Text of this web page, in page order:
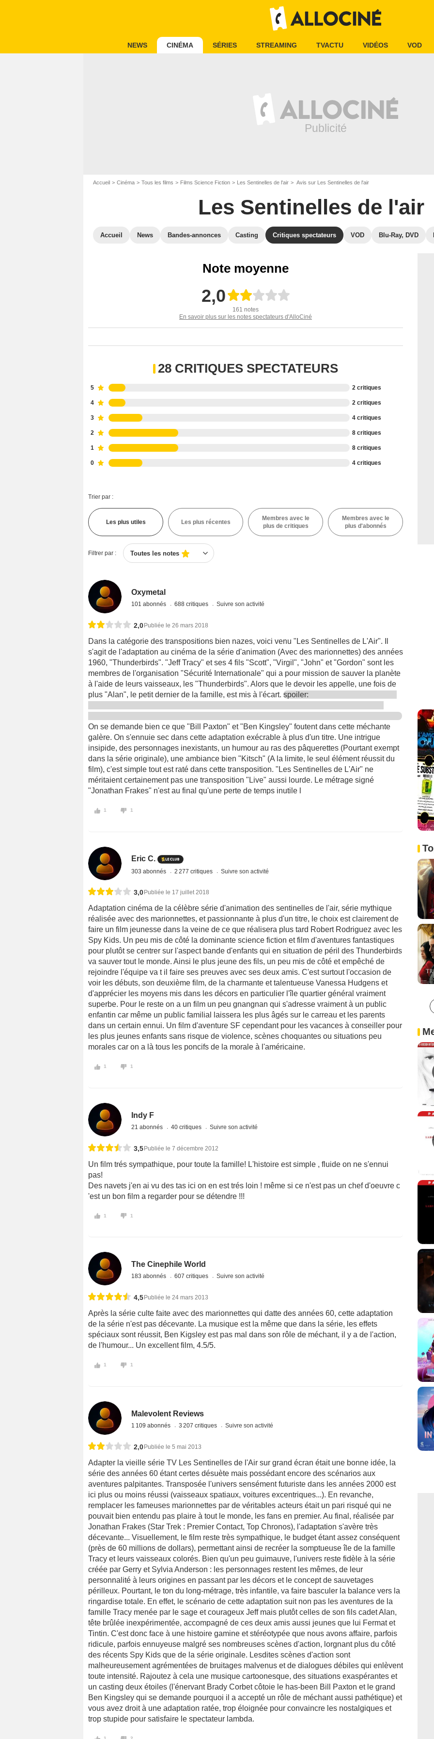
NEWS CINÉMA SÉRIES STREAMING TVACTU VIDÉOS VOD
Accueil Cinéma Tous les films Films Science Fiction Les Sentinelles de l'air Avis sur Les Sentinelles de l'air
Les Sentinelles de l'air
Accueil News Bandes-annonces Casting Critiques spectateurs VOD Blu-Ray, DVD
Note moyenne
2,0
161 notes
En savoir plus sur les notes spectateurs d'AlloCiné
28 CRITIQUES SPECTATEURS
5 2 critiques
4 2 critiques
3 4 critiques
2 8 critiques
1 8 critiques
0 4 critiques
Trier par :
Les plus utiles Les plus récentes
Membres avec le
plus de critiques
Membres avec le
plus d'abonnés
Filtrer par : Toutes les notes
Oxymetal
101 abonnés 688 critiques Suivre son activité
2,0 Publiée le 26 mars 2018
Dans la catégorie des transpositions bien nazes, voici venu "Les Sentinelles de L'Air". Il
s'agit de l'adaptation au cinéma de la série d'animation (Avec des marionnettes) des années
1960, "Thunderbirds". "Jeff Tracy" et ses 4 fils "Scott", "Virgil", "John" et "Gordon" sont les
membres de l'organisation "Sécurité Internationale" qui a pour mission de sauver la planète
à l'aide de leurs vaisseaux, les "Thunderbirds". Alors que le devoir les appelle, une fois de
plus "Alan", le petit dernier de la famille, est mis à l'écart. spoiler:
On se demande bien ce que "Bill Paxton" et "Ben Kingsley" foutent dans cette méchante
galère. On s'ennuie sec dans cette adaptation exécrable à plus d'un titre. Une intrigue
insipide, des personnages inexistants, un humour au ras des pâquerettes (Pourtant exempt
dans la série originale), une ambiance bien "Kitsch" (A la limite, le seul élément réussit du
film), c'est simple tout est raté dans cette transposition. "Les Sentinelles de L'Air" ne
méritaient certainement pas une transposition "Live" aussi lourde. Le métrage signé
"Jonathan Frakes" n'est au final qu'une perte de temps inutile l
1 1
Eric C.
303 abonnés 2 277 critiques Suivre son activité
3,0Publiée le 17 juillet 2018
Adaptation cinéma de la célèbre série d'animation des sentinelles de l'air, série mythique
réalisée avec des marionnettes, et passionnante à plus d'un titre, le choix est clairement de
faire un film jeunesse dans la veine de ce que réalisera plus tard Robert Rodriguez avec les
Spy Kids. Un peu mis de côté la dominante science fiction et film d'aventures fantastiques
pour plutôt se centrer sur l'aspect bande d'enfants qui en situation de péril des Thunderbirds
va sauver tout le monde. Ainsi le plus jeune des fils, un peu mis de côté et empêché de
rejoindre l'équipe va t il faire ses preuves avec ses deux amis. C'est surtout l'occasion de
voir les débuts, son deuxième film, de la charmante et talentueuse Vanessa Hudgens et
d'apprécier les moyens mis dans les décors en particulier l'île quartier général vraiment
superbe. Pour le reste on a un film un peu gnangnan qui s'adresse vraiment à un public
enfantin car même un public familial laissera les plus âgés sur le carreau et les parents
dans un certain ennui. Un film d'aventure SF cependant pour les vacances à conseiller pour
les plus jeunes enfants sans risque de violence, scènes choquantes ou situations peu
morales car on a là tous les poncifs de la morale à l'américaine.
1 1
Indy F
21 abonnés 40 critiques Suivre son activité
3,5Publiée le 7 décembre 2012
Un film trés sympathique, pour toute la famille! L'histoire est simple , fluide on ne s'ennui
pas!
Des navets j'en ai vu des tas ici on en est trés loin ! même si ce n'est pas un chef d'oeuvre c
'est un bon film a regarder pour se détendre !!!
1 1
The Cinephile World
183 abonnés 607 critiques Suivre son activité
4,5 Publiée le 24 mars 2013
Après la série culte faite avec des marionnettes qui datte des années 60, cette adaptation
de la série n'est pas décevante. La musique est la même que dans la série, les effets
spéciaux sont réussit, Ben Kigsley est pas mal dans son rôle de méchant, il y a de l'action,
de l'humour... Un excellent film, 4.5/5.
1 1
Malevolent Reviews
1 109 abonnés 3 207 critiques Suivre son activité
2,0 Publiée le 5 mai 2013
Adapter la vieille série TV Les Sentinelles de l'Air sur grand écran était une bonne idée, la
série des années 60 étant certes désuète mais possédant encore des scénarios aux
aventures palpitantes. Transposée l'univers sensément futuriste dans les années 2000 est
ici plus ou moins réussi (vaisseaux spatiaux, voitures excentriques...). En revanche,
remplacer les fameuses marionnettes par de véritables acteurs était un pari risqué qui ne
pouvait bien entendu pas plaire à tout le monde, les fans en premier. Au final, réalisée par
Jonathan Frakes (Star Trek : Premier Contact, Top Chronos), l'adaptation s'avère très
décevante... Visuellement, le film reste très sympathique, le budget étant assez conséquent
(près de 60 millions de dollars), permettant ainsi de recréer la somptueuse île de la famille
Tracy et leurs vaisseaux colorés. Bien qu'un peu guimauve, l'univers reste fidèle à la série
créée par Gerry et Sylvia Anderson : les personnages restent les mêmes, de leur
personnalité à leurs origines en passant par les décors et le concept de sauvetages
périlleux. Pourtant, le ton du long-métrage, très infantile, va faire basculer la balance vers la
ringardise totale. En effet, le scénario de cette adaptation suit non pas les aventures de la
famille Tracy menée par le sage et courageux Jeff mais plutôt celles de son fils cadet Alan,
tête brûlée inexpérimentée, accompagné de ces deux amis aussi jeunes que lui Fermat et
Tintin. C'est donc face à une histoire gamine et stéréotypée que nous avons affaire, parfois
ridicule, parfois ennuyeuse malgré ses nombreuses scènes d'action, lorgnant plus du côté
des récents Spy Kids que de la série originale. Lesdites scènes d'action sont
malheureusement agrémentées de bruitages malvenus et de dialogues débiles qui enlèvent
toute intensité. Rajoutez à cela une musique cartoonesque, des situations exaspérantes et
un casting deux étoiles (l'énervant Brady Corbet côtoie le has-been Bill Paxton et le grand
Ben Kingsley qui se demande pourquoi il a accepté un rôle de méchant aussi pathétique) et
vous avez droit à une adaptation ratée, trop éloignée pour convaincre les nostalgiques et
trop stupide pour satisfaire le spectateur lambda.